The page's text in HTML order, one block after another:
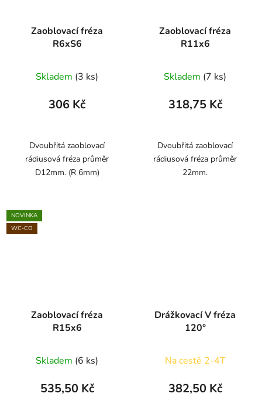
Zaoblovací fréza
R6xS6
Skladem (3 ks)
306 Kč
Dvoubřitá zaoblovací
rádiusová fréza průměr
D12mm. (R 6mm)
Zaoblovací fréza
R11x6
Skladem (7 ks)
318,75 Kč
Dvoubřitá zaoblovací
rádiusová fréza průměr
22mm.
NOVINKA
WC-CO
Zaoblovací fréza
R15x6
Skladem (6 ks)
535,50 Kč
Drážkovací V fréza
120°
Na cestě 2-4T
382,50 Kč